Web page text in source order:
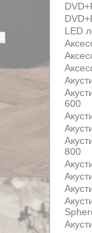
LED
600
800